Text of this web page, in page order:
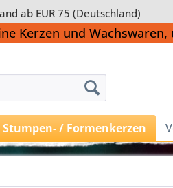
ab EUR 75 (Deutschland)
Kerzen und
Stumpen- / Formenkerzen